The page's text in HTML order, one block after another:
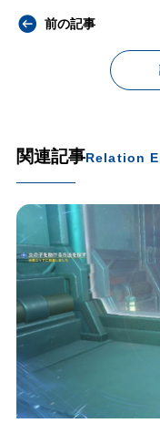
前の記事
関連記事Relation